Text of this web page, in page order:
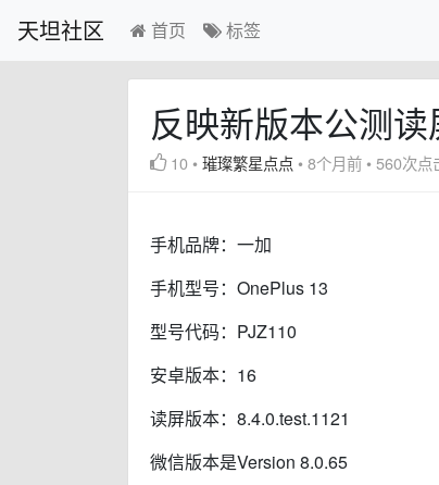
天坦社区 首页 标签
反映新版本公测
10 •璀璨繁星点点 •8个月前 •560次点
手机品牌：一加
手机型号：OnePlus 13
型号代码：PJZ110
安卓版本：16
读屏版本：8.4.0.test.1121
微信版本是Version 8.0.65